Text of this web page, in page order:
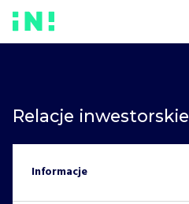
Relacje inwestorskie